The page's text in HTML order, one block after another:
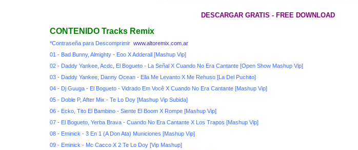
DESCARGAR GRATIS - FREE DOWNLOAD
CONTENIDO Tracks Remix
*Contraseña para Descomprimir www.altoremix.com.ar
01 - Bad Bunny, Almighty - Eoo X Adderall [Mashup Vip]
02 - Daddy Yankee, Acdc, El Bogueto - La Señal X Cuando No Era Cantante [Open Show Mashup Vip]
03 - Daddy Yankee, Danny Ocean - Ella Me Levanto X Me Rehuso [La Del Puchito]
04 - Dj Guuga - El Bogueto - Vidrado Em Você X Cuando No Era Cantante [Mashup Vip]
05 - Doble P, After Mix - Te Lo Doy [Mashup Vip Subida]
06 - Ecko, Tito El Bambino - Siente El Boom X Rompe [Mashup Vip]
07 - El Bogueto, Yerba Brava - Cuando No Era Cantante X Los Trapos [Mashup Vip]
08 - Eminick - 3 En 1 (A Don Ata) Municiones [Mashup Vip]
09 - Eminick - Mc Cacco X 2 Te Lo Doy [Vip Mashup]